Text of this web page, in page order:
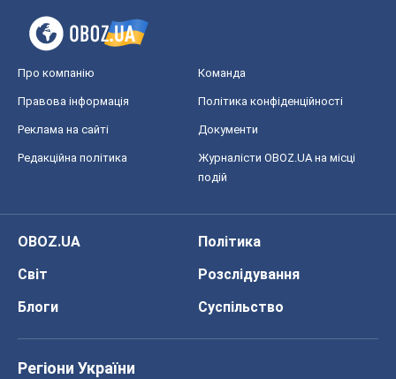
Про компанію Команда
Правова інформація Політика конфіденційності
Реклама на сайті Документи
Редакційна політика
Журналісти OBOZ.UA на місці
подій
OBOZ.UA
Політика
Світ
Розслідування
Блоги
Суспільство
Регіони України